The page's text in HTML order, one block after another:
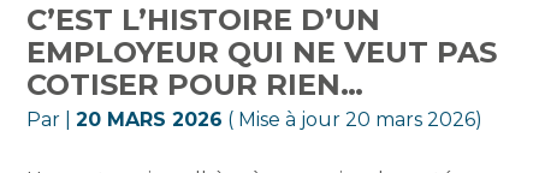
C’EST L’HISTOIRE D’UN
EMPLOYEUR QUI NE VEUT PAS
COTISER POUR RIEN…
Par |20 MARS 2026 ( Mise à jour 20 mars 2026)